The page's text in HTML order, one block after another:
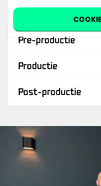
en
Pre-productie
Productie
Post-productie